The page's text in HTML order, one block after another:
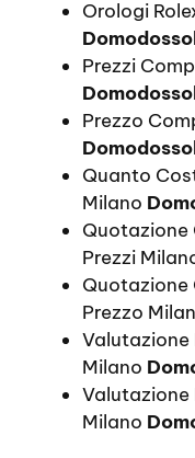
Orologi
Prezzi
Prezzo
Quanto
Milano
Quotazione
Prezzi
Quotazione
Prezzo
Valutazione
Milano
Valutazione
Milano